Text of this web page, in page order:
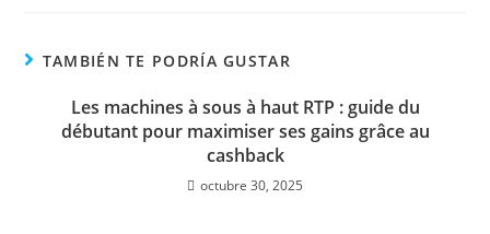
TAMBIÉN TE PODRÍA GUSTAR
Les machines à sous à haut RTP : guide du
débutant pour maximiser ses gains grâce au
cashback
octubre 30, 2025